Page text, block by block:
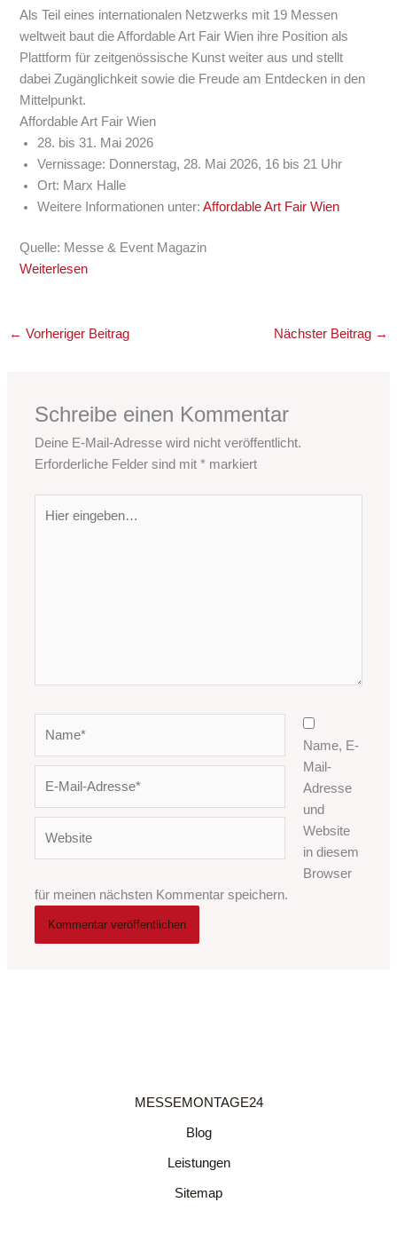
Als Teil eines internationalen Netzwerks mit 19 Messen
weltweit baut die Affordable Art Fair Wien ihre Position als
Plattform für zeitgenössische Kunst weiter aus und stellt
dabei Zugänglichkeit sowie die Freude am Entdecken in den
Mittelpunkt.
Affordable Art Fair Wien
28. bis 31. Mai 2026
Vernissage: Donnerstag, 28. Mai 2026, 16 bis 21 Uhr
Ort: Marx Halle
Weitere Informationen unter:Affordable Art Fair Wien
Quelle: Messe & Event Magazin
Weiterlesen
← Vorheriger Beitrag Nächster Beitrag →
Schreibe einen Kommentar
Deine E-Mail-Adresse wird nicht veröffentlicht.
Erforderliche Felder sind mit* markiert
eingeben…
Adresse*
Name, E-
Mail-
Adresse
und
Website
in diesem
Browser
für meinen nächsten Kommentar speichern.
MESSEMONTAGE24
Blog
Leistungen
Sitemap